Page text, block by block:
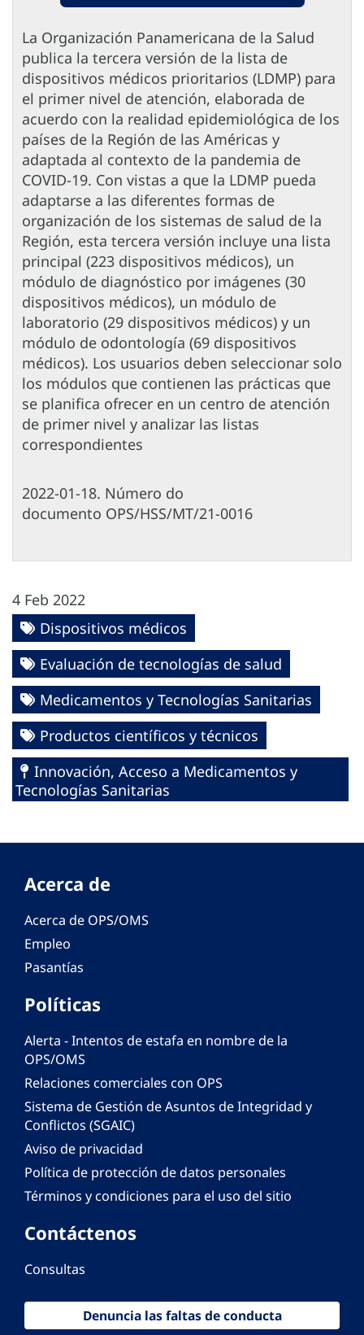
La Organización Panamericana de la Salud
publica la tercera versión de la lista de
dispositivos médicos prioritarios (LDMP) para
el primer nivel de atención, elaborada de
acuerdo con la realidad epidemiológica de los
países de la Región de las Américas y
adaptada al contexto de la pandemia de
COVID-19. Con vistas a que la LDMP pueda
adaptarse a las diferentes formas de
organización de los sistemas de salud de la
Región, esta tercera versión incluye una lista
principal (223 dispositivos médicos), un
módulo de diagnóstico por imágenes (30
dispositivos médicos), un módulo de
laboratorio (29 dispositivos médicos) y un
módulo de odontología (69 dispositivos
médicos). Los usuarios deben seleccionar solo
los módulos que contienen las prácticas que
se planifica ofrecer en un centro de atención
de primer nivel y analizar las listas
correspondientes
2022-01-18. Número do
documento OPS/HSS/MT/21-0016
4 Feb 2022
Dispositivos médicos
Evaluación de tecnologías de salud
Medicamentos y Tecnologías Sanitarias
Productos científicos y técnicos
Innovación, Acceso a Medicamentos y
Tecnologías Sanitarias
Acerca de
Acerca de OPS/OMS
Empleo
Pasantías
Políticas
Alerta - Intentos de estafa en nombre de la
OPS/OMS
Relaciones comerciales con OPS
Sistema de Gestión de Asuntos de Integridad y
Conflictos (SGAIC)
Aviso de privacidad
Política de protección de datos personales
Términos y condiciones para el uso del sitio
Contáctenos
Consultas
Denuncia las faltas de conducta